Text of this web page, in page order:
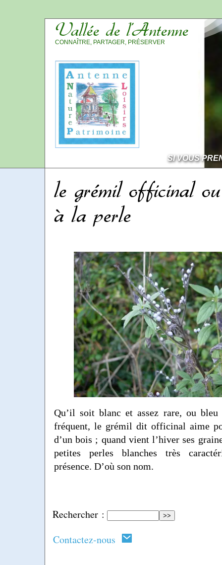
Vallée de l’Antenne
CONNAÎTRE, PARTAGER, PRÉSERVER
SI VOUS
Rechercher :
Contactez-nous
le grémil officinal ou
à la perle
Qu’il soit blanc et assez rare, ou bleu
fréquent, le grémil dit officinal aime
d’un bois ; quand vient l’hiver ses
petites perles blanches très
présence. D’où son nom.